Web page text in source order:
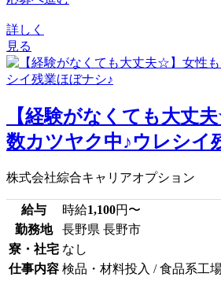
詳しく
見る
【経験がなくても大丈
数カツヤク中♪ウレシイ
株式会社綜合キャリアオプション
給与 時給1,100円〜
勤務地
長野県 長野市
寮・社宅 なし
仕事内容 検品・材料投入 / 食品系工